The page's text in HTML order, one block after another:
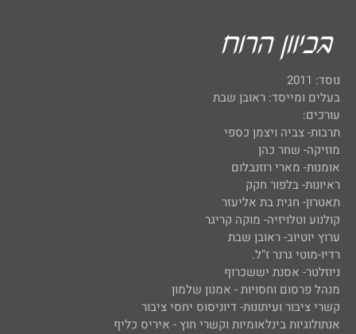
נוסד: 2011
בעלים ומייסד: ראובן שבת
עורכים:
תרבות- צביה ויצמן כספי
מוזיקה- שחר כהן
אומנות- מארי רוזנבלום
ראיונות- בלפור חקק
תאטרון- חגית בת אליעזר
קולנוע וטלויזיה- מוקה קריגר
ערוץ יוטיוב- ראובן שבת
רדיו-מוטי גרנר ז"ל.
ניוזלטר- אסנת יששכרוף
מנהל פרסום וחסויות - אמנון שלמון
קשרי ציבור ועיתונות- דיוניסוס יחסי ציבור
אנתולוגיות בינלאומיות וקשרי חוץ - איריס כליף